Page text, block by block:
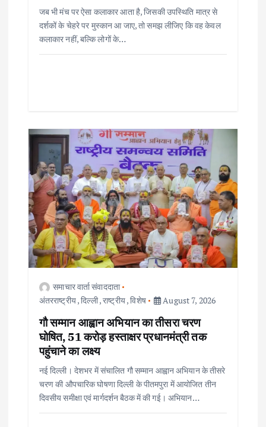
जब भी मंच पर ऐसा कलाकार आता है, जिसकी उपस्थिति मात्र से
दर्शकों के चेहरे पर मुस्कान आ जाए, तो समझ लीजिए कि वह केवल
कलाकार नहीं, बल्कि लोगों के…
समाचार वार्ता संवाददाता
अंतरराष्ट्रीय,दिल्ली,राष्ट्रीय,विशेष August 7, 2026
गौ सम्मान आह्वान अभियान का तीसरा चरण
घोषित, 51 करोड़ हस्ताक्षर प्रधानमंत्री तक
पहुंचाने का लक्ष्य
नई दिल्ली। देशभर में संचालित गौ सम्मान आह्वान अभियान के तीसरे
चरण की औपचारिक घोषणा दिल्ली के पीतमपुरा में आयोजित तीन
दिवसीय समीक्षा एवं मार्गदर्शन बैठक में की गई। अभियान…